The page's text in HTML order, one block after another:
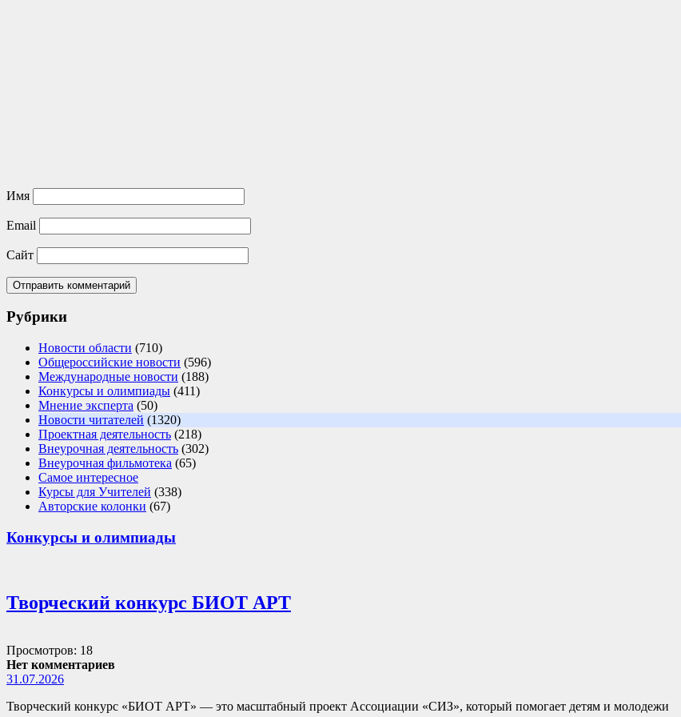
Имя
Email
Сайт
Рубрики
Новости области (710)
Общероссийские новости (596)
Международные новости (188)
Конкурсы и олимпиады (411)
Мнение эксперта (50)
Новости читателей (1320)
Проектная деятельность (218)
Внеурочная деятельность (302)
Внеурочная фильмотека (65)
Самое интересное
Курсы для Учителей (338)
Авторские колонки (67)
Конкурсы и олимпиады
Творческий конкурс БИОТ АРТ
Просмотров: 18
Нет комментариев
31.07.2026
Творческий конкурс «БИОТ АРТ» — это масштабный проект Ассоциации «СИЗ», который помогает детям и молодежи